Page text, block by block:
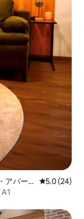
アパー
レビュー24
5.0 (24)